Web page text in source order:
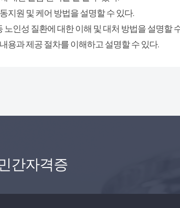
지원 및 케어 방법을 설명할 수 있다.
노인성 질환에 대한 이해 및 대처 방법을 설명할
용과 제공 절차를 이해하고 설명할 수 있다.
간자격증